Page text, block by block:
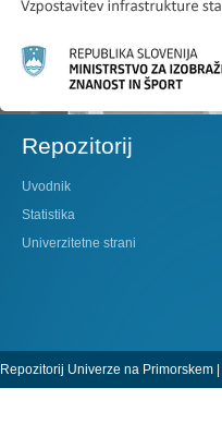
Repozitorij
Uvodnik
Statistika
Univerzitetne strani
Repozitorij Univerze na Primorskem |